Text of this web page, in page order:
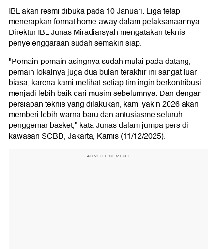
IBL akan resmi dibuka pada 10 Januari. Liga tetap
menerapkan format home-away dalam pelaksanaannya.
Direktur IBL Junas Miradiarsyah mengatakan teknis
penyelenggaraan sudah semakin siap.
"Pemain-pemain asingnya sudah mulai pada datang,
pemain lokalnya juga dua bulan terakhir ini sangat luar
biasa, karena kami melihat setiap tim ingin berkontribusi
menjadi lebih baik dari musim sebelumnya. Dan dengan
persiapan teknis yang dilakukan, kami yakin 2026 akan
memberi lebih warna baru dan antusiasme seluruh
penggemar basket," kata Junas dalam jumpa pers di
kawasan SCBD, Jakarta, Kamis (11/12/2025).
ADVERTISEMENT